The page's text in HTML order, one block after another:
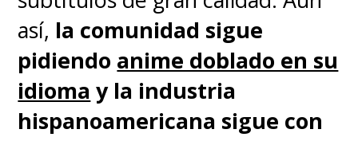
así, la comunidad sigue
pidiendo anime doblado en su
idioma y la industria
hispanoamericana sigue con